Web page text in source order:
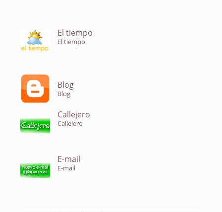
El tiempo
El tiempo
Blog
Blog
Callejero
Callejero
E-mail
E-mail